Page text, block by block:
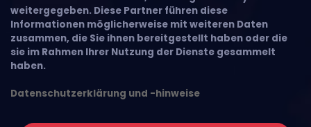
weitergegeben. Diese Partner führen diese
Informationen möglicherweise mit weiteren Daten
zusammen, die Sie ihnen bereitgestellt haben oder die
sie im Rahmen Ihrer Nutzung der Dienste gesammelt
haben.
Datenschutzerklärung und -hinweise